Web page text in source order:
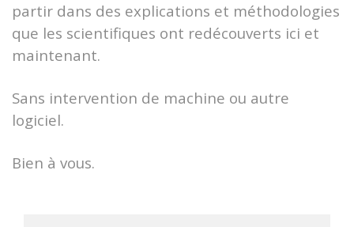
partir dans des explications et méthodologies
que les scientifiques ont redécouverts ici et
maintenant.
Sans intervention de machine ou autre
logiciel.
Bien à vous.